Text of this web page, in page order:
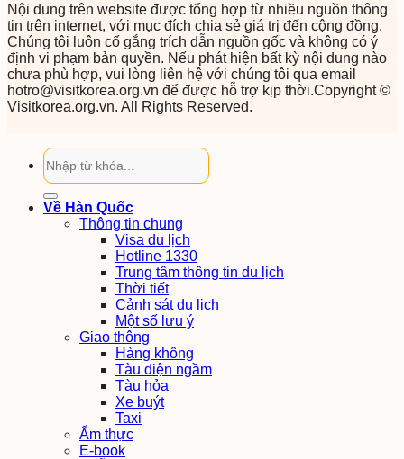
Nội dung trên website được tổng hợp từ nhiều nguồn thông
tin trên internet, với mục đích chia sẻ giá trị đến cộng đồng.
Chúng tôi luôn cố gắng trích dẫn nguồn gốc và không có ý
định vi phạm bản quyền. Nếu phát hiện bất kỳ nội dung nào
chưa phù hợp, vui lòng liên hệ với chúng tôi qua email
hotro@visitkorea.org.vn để được hỗ trợ kịp thời.Copyright ©
Visitkorea.org.vn. All Rights Reserved.
Về Hàn Quốc
Thông tin chung
Visa du lịch
Hotline 1330
Trung tâm thông tin du lịch
Thời tiết
Cảnh sát du lịch
Một số lưu ý
Giao thông
Hàng không
Tàu điện ngầm
Tàu hỏa
Xe buýt
Taxi
Ẩm thực
E-book